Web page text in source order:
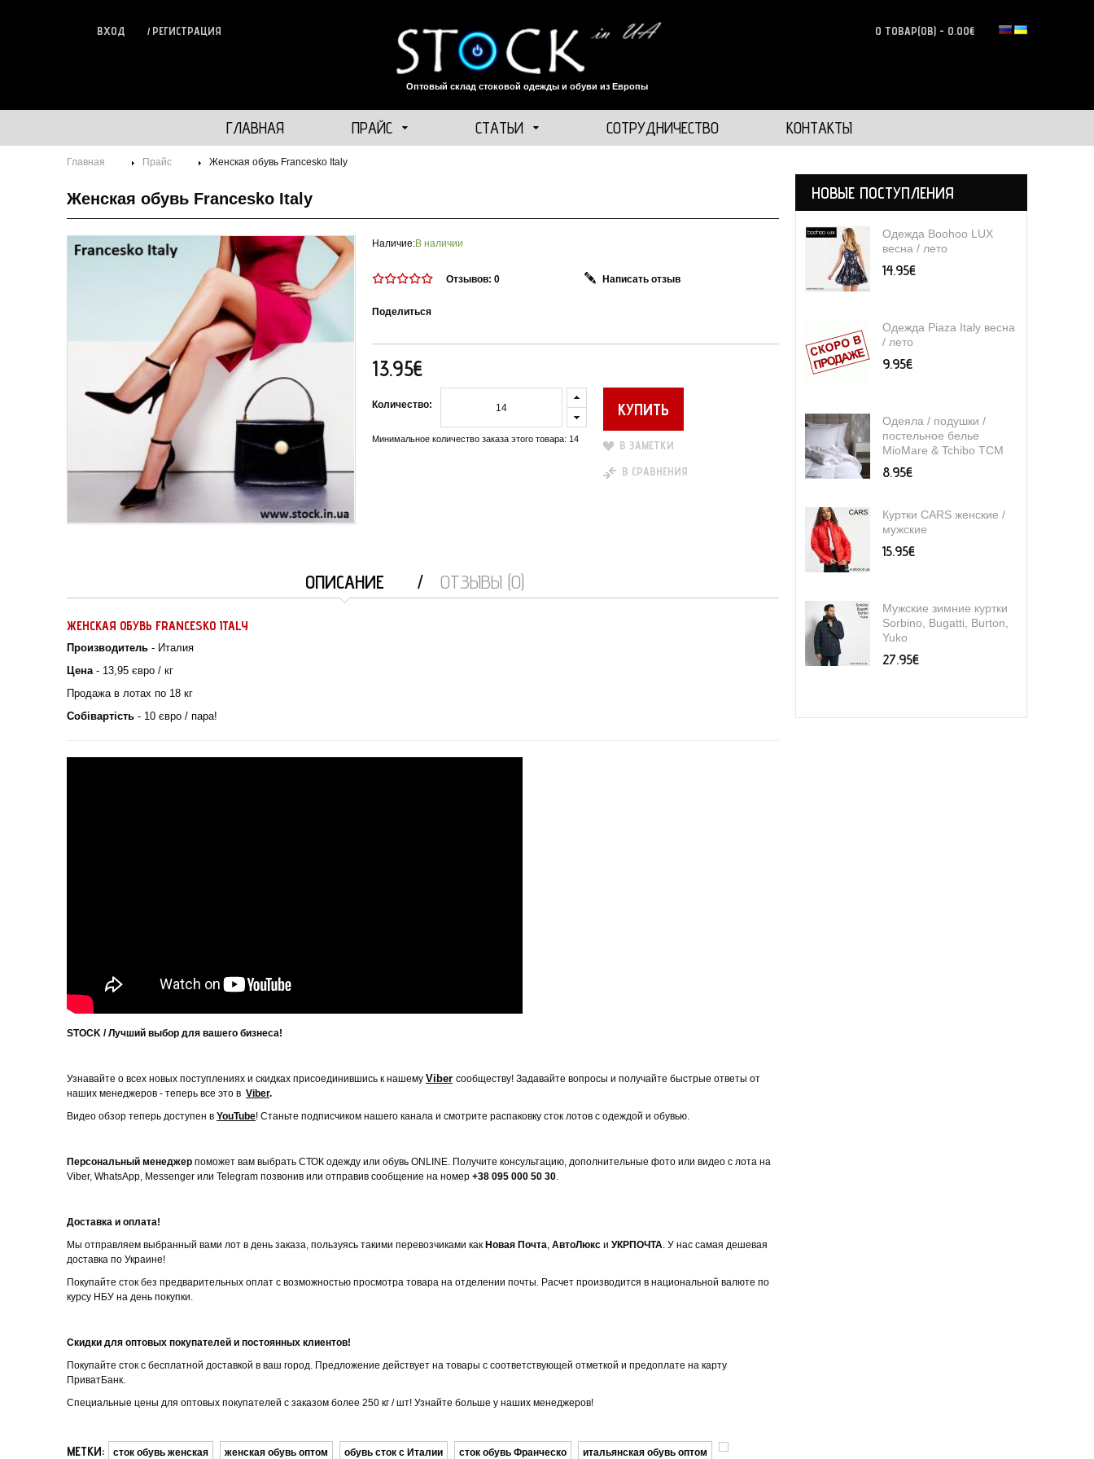
Оптовый склад стоковой одежды и обуви из Европы
0 ТОВАР(ОВ) - 0.00€
ВХОД РЕГИСТРАЦИЯ
ГЛАВНАЯ ПРАЙС СТАТЬИ СОТРУДНИЧЕСТВО КОНТАКТЫ
Главная Прайс Женская обувь Francesko Italy
НОВЫЕ ПОСТУПЛЕНИЯ
Одежда Boohoo LUX
весна / лето
14.95€
Одежда Piaza Italy весна
/ лето
9.95€
Одеяла / подушки /
постельное белье
MioMare & Tchibo TCM
8.95€
Куртки CARS женские /
мужские
15.95€
Мужские зимние куртки
Sorbino, Bugatti, Burton,
Yuko
27.95€
Женская обувь Francesko Italy
Наличие:В наличии
Отзывов: 0 Написать отзыв
Поделиться
13.95€
Количество:
Минимальное количество заказа этого товара: 14
В ЗАМЕТКИ
В СРАВНЕНИЯ
ОПИСАНИЕ ОТЗЫВЫ (0)
ЖЕНСКАЯ ОБУВЬ FRANCESKO ITALY
Производитель - Италия
Цена - 13,95 євро / кг
Продажа в лотах по 18 кг
Собівартість - 10 євро / пара!
STOCK / Лучший выбор для вашего бизнеса!
Узнавайте о всех новых поступлениях и скидках присоединившись к нашему Viber сообществу! Задавайте вопросы и получайте быстрые ответы от
наших менеджеров - теперь все это в Viber.
Видео обзор теперь доступен в YouTube! Станьте подписчиком нашего канала и смотрите распаковку сток лотов с одеждой и обувью.
Персональный менеджер поможет вам выбрать СТОК одежду или обувь ONLINE. Получите консультацию, дополнительные фото или видео с лота на
Viber, WhatsApp, Messenger или Telegram позвонив или отправив сообщение на номер +38 095 000 50 30.
Доставка и оплата!
Мы отправляем выбранный вами лот в день заказа, пользуясь такими перевозчиками как Новая Почта, АвтоЛюкс и УКРПОЧТА. У нас самая дешевая
доставка по Украине!
Покупайте сток без предварительных оплат с возможностью просмотра товара на отделении почты. Расчет производится в национальной валюте по
курсу НБУ на день покупки.
Скидки для оптовых покупателей и постоянных клиентов!
Покупайте сток с бесплатной доставкой в ​​ваш город. Предложение действует на товары с соответствующей отметкой и предоплате на карту
ПриватБанк.
Специальные цены для оптовых покупателей с заказом более 250 кг / шт! Узнайте больше у наших менеджеров!
МЕТКИ: сток обувь женская женская обувь оптом обувь сток с Италии сток обувь Франческо итальянская обувь оптом